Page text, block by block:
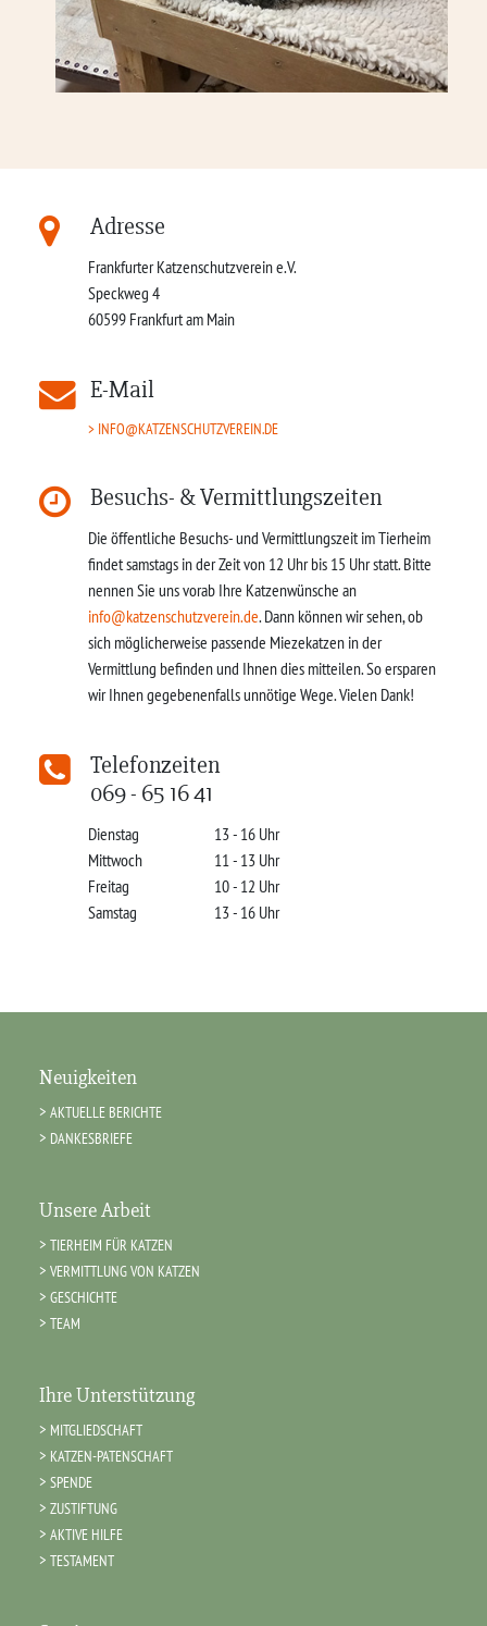
Adresse
Frankfurter Katzenschutzverein e.V.
Speckweg 4
60599 Frankfurt am Main
E-Mail
INFO@KATZENSCHUTZVEREIN.DE
Besuchs- & Vermittlungszeiten
Die öffentliche Besuchs- und Vermittlungszeit im Tierheim
findet samstags in der Zeit von 12 Uhr bis 15 Uhr statt. Bitte
nennen Sie uns vorab Ihre Katzenwünsche an
info@katzenschutzverein.de. Dann können wir sehen, ob
sich möglicherweise passende Miezekatzen in der
Vermittlung befinden und Ihnen dies mitteilen. So ersparen
wir Ihnen gegebenenfalls unnötige Wege. Vielen Dank!
Telefonzeiten
069 - 65 16 41
Dienstag
13 - 16 Uhr
Mittwoch
11 - 13 Uhr
Freitag
10 - 12 Uhr
Samstag
13 - 16 Uhr
Neuigkeiten
AKTUELLE BERICHTE
DANKESBRIEFE
Unsere Arbeit
TIERHEIM FÜR KATZEN
VERMITTLUNG VON KATZEN
GESCHICHTE
TEAM
Ihre Unterstützung
MITGLIEDSCHAFT
KATZEN-PATENSCHAFT
SPENDE
ZUSTIFTUNG
AKTIVE HILFE
TESTAMENT